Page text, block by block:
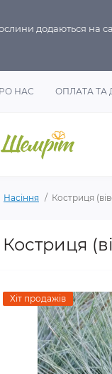
додаються на
НАС ОПЛАТА ТА
Насіння Костриця
Костриця
Хіт продажів